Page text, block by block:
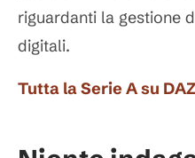
riguardanti la gestione
digitali.
Tutta la Serie A su